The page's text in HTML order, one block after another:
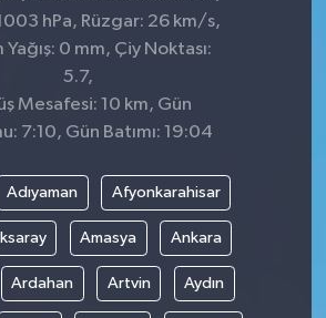
1003 hPa, Rüzgar: 26 km/s,
Yağış: 0 mm, Çiy Noktası:
5.7,
Mesafesi: 10 km, Gün
7:10, Gün Batımı: 19:04
Adıyaman Afyonkarahisar
Amasya Ankara
Ardahan Artvin Aydın